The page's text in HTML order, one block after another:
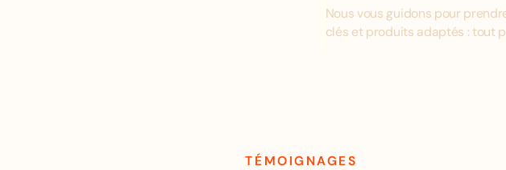
Nous vous guidons pour
clés et produits adaptés : tout
TÉMOIGNAGES